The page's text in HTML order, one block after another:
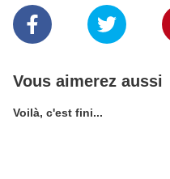
Vous aimerez aussi
Voilà, c'est fini...